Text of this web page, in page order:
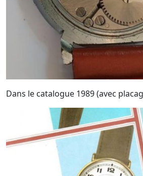
Dans le catalogue 1989 (avec